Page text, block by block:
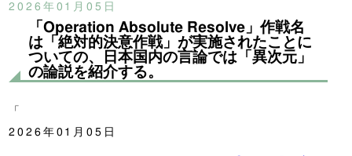
2026年01月05日
「Operation Absolute Resolve」作戦名
は「絶対的決意作戦」が実施されたことに
ついての、日本国内の言論では「異次元」
の論説を紹介する。
「
2026年01月05日